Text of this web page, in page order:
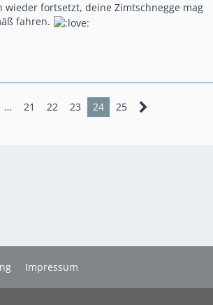
wieder fortsetzt, deine Zimtschnegge mag
fahren.
… 21 22 23 24 25
Impressum